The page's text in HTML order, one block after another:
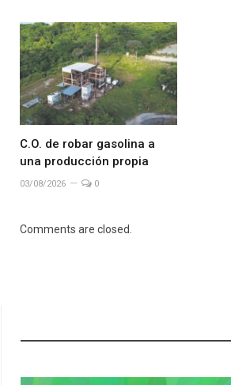
C.O. de robar gasolina a
una producción propia
03/08/2026 0
Comments are closed.